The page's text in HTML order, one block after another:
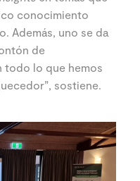
conocimiento
Además, uno se da
de
todo lo que hemos
sostiene.